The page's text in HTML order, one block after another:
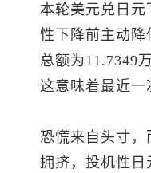
本轮美元兑日元
性下降前主动降
总额为11.7349
这意味着最近
恐慌来自头寸
拥挤，投机性日